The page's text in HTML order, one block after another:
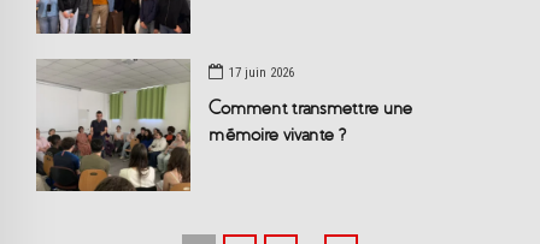
17 juin 2026
Comment transmettre une
mémoire vivante ?